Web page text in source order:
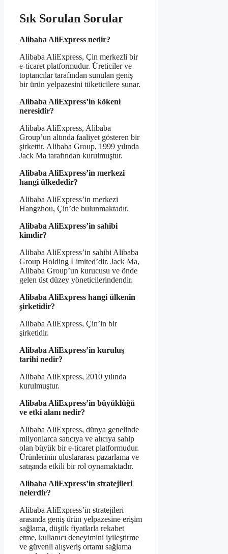
Sık Sorulan Sorular
Alibaba AliExpress nedir?
Alibaba AliExpress, Çin merkezli bir
e-ticaret platformudur. Üreticiler ve
toptancılar tarafından sunulan geniş
bir ürün yelpazesini tüketicilere sunar.
Alibaba AliExpress’in kökeni
neresidir?
Alibaba AliExpress, Alibaba
Group’un altında faaliyet gösteren bir
şirkettir. Alibaba Group, 1999 yılında
Jack Ma tarafından kurulmuştur.
Alibaba AliExpress’in merkezi
hangi ülkededir?
Alibaba AliExpress’in merkezi
Hangzhou, Çin’de bulunmaktadır.
Alibaba AliExpress’in sahibi
kimdir?
Alibaba AliExpress’in sahibi Alibaba
Group Holding Limited’dir. Jack Ma,
Alibaba Group’un kurucusu ve önde
gelen üst düzey yöneticilerindendir.
Alibaba AliExpress hangi ülkenin
şirketidir?
Alibaba AliExpress, Çin’in bir
şirketidir.
Alibaba AliExpress’in kuruluş
tarihi nedir?
Alibaba AliExpress, 2010 yılında
kurulmuştur.
Alibaba AliExpress’in büyüklüğü
ve etki alanı nedir?
Alibaba AliExpress, dünya genelinde
milyonlarca satıcıya ve alıcıya sahip
olan büyük bir e-ticaret platformudur.
Ürünlerinin uluslararası pazarlama ve
satışında etkili bir rol oynamaktadır.
Alibaba AliExpress’in stratejileri
nelerdir?
Alibaba AliExpress’in stratejileri
arasında geniş ürün yelpazesine erişim
sağlama, düşük fiyatlarla rekabet
etme, kullanıcı deneyimini iyileştirme
ve güvenli alışveriş ortamı sağlama